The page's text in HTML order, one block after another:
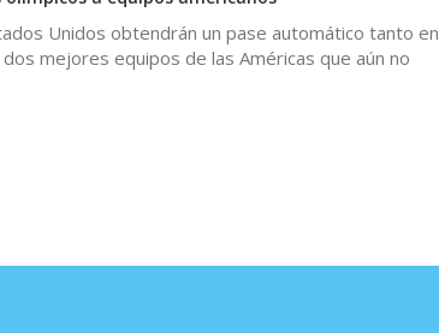
Unidos obtendrán un pase automático tanto en
mejores equipos de las Américas que aún no